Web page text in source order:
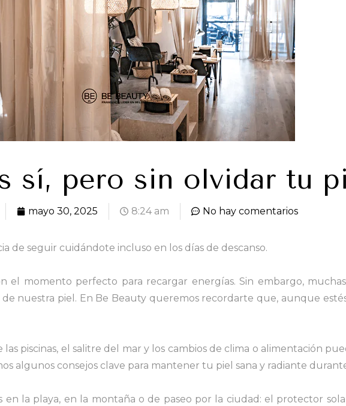
sí, pero sin olvidar tu
mayo 30, 2025 8:24 am No hay comentarios
de seguir cuidándote incluso en los días de descanso.
el momento perfecto para recargar energías. Sin embargo,
nuestra piel. En Be Beauty queremos recordarte que, aunque
piscinas, el salitre del mar y los cambios de clima o alimentación
algunos consejos clave para mantener tu piel sana y radiante
en la playa, en la montaña o de paseo por la ciudad: el protector